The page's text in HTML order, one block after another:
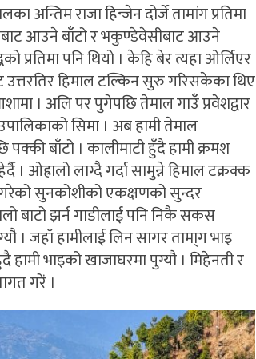
अन्तिम राजा हिन्जेन दोर्जे तामांग प्रतिमा
आउने बाँटो र भकुण्डेवेसीबाट आउने
पनि थियो । केहि बेर त्यहा ओर्लिएर
उत्तरतिर हिमाल टल्किन सुरु गरिसकेका थिए
। अलि पर पुगेपछि तेमाल गाउँ प्रवेशद्वार
सिमा । अब हामी तेमाल
पक्की बाँटो । कालीमाटी हुँदै हामी क्रमश
ओह्रालो लाग्दै गर्दा सामुन्ने हिमाल टक्रक्क
गरेको सुनकोशीको एकक्षणको सुन्दर
बाटो झर्न गाडीलाई पनि निकै सकस
जहॉ हामीलाई लिन सागर तामा्ग भाइ
भाइको खाजाघरमा पुग्यौ । मिहेनती र
गरें ।